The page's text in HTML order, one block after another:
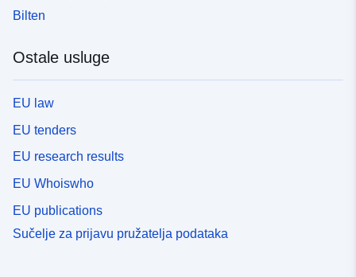
Bilten
Ostale usluge
EU law
EU tenders
EU research results
EU Whoiswho
EU publications
Sučelje za prijavu pružatelja podataka